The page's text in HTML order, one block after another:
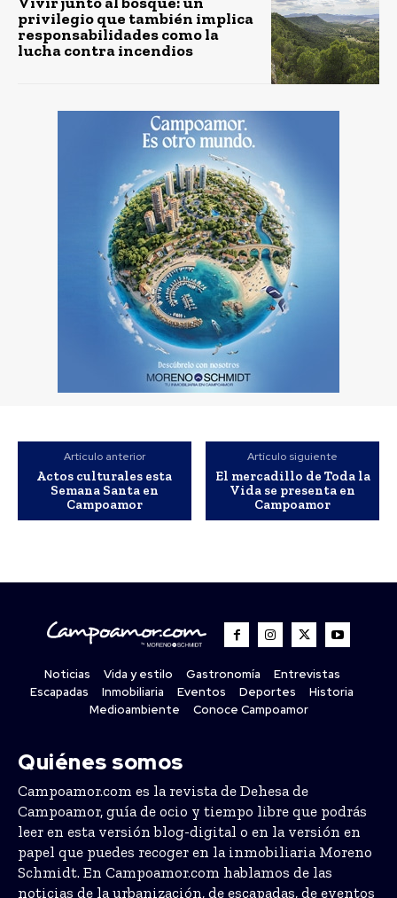
privilegio que también implica
responsabilidades como la
lucha contra incendios
Artículo anterior
Actos culturales esta
Semana Santa en
Campoamor
Artículo siguiente
El mercadillo de Toda la
Vida se presenta en
Campoamor
Noticias Vida y estilo Gastronomía
Entrevistas
Escapadas
Inmobiliaria Eventos Deportes
Historia
Medioambiente
Conoce Campoamor
Quiénes somos
Campoamor.com es la revista de Dehesa de
Campoamor, guía de ocio y tiempo libre que podrás
leer en esta versión blog-digital o en la versión en
papel que puedes recoger en la inmobiliaria Moreno
Schmidt. En Campoamor.com hablamos de las
noticias de la urbanización, de escapadas, de eventos